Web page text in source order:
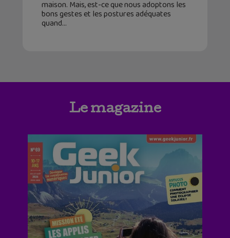
maison. Mais, est-ce que nous adoptons les
bons gestes et les postures adéquates
quand
Le magazine